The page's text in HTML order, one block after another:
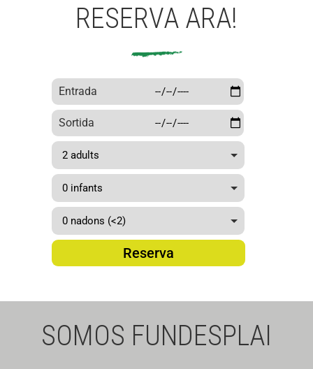
nes
lares
de
Barce
RESERVA ARA!
Entrada
Sortida
Reserva
SOMOS FUNDESPLAI